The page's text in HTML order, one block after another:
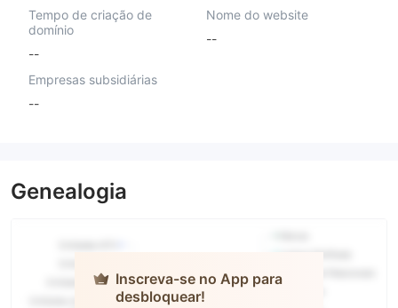
Tempo de criação de
domínio
--
Nome do website
--
Empresas subsidiárias
--
Genealogia
Inscreva-se no App para
desbloquear!